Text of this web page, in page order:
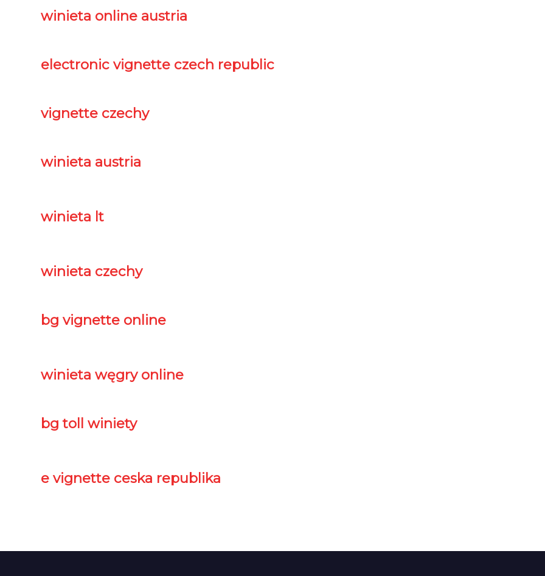
winieta online austria
electronic vignette czech republic
vignette czechy
winieta austria
winieta lt
winieta czechy
bg vignette online
winieta węgry online
bg toll winiety
e vignette ceska republika